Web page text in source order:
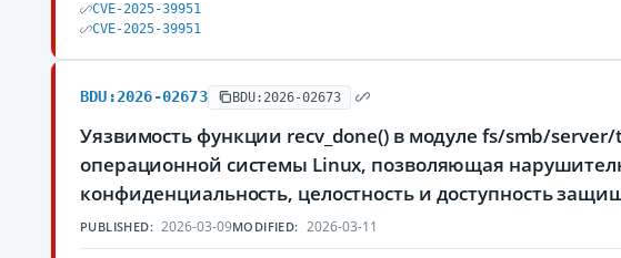
CVE-2025-39951
CVE-2025-39951
BDU:2026-02673 BDU:2026-02673
Уязвимость функции recv_done() в модуле fs/smb/
операционной системы Linux, позволяющая
конфиденциальность, целостность и доступность
PUBLISHED: 2026-03-09MODIFIED: 2026-03-11